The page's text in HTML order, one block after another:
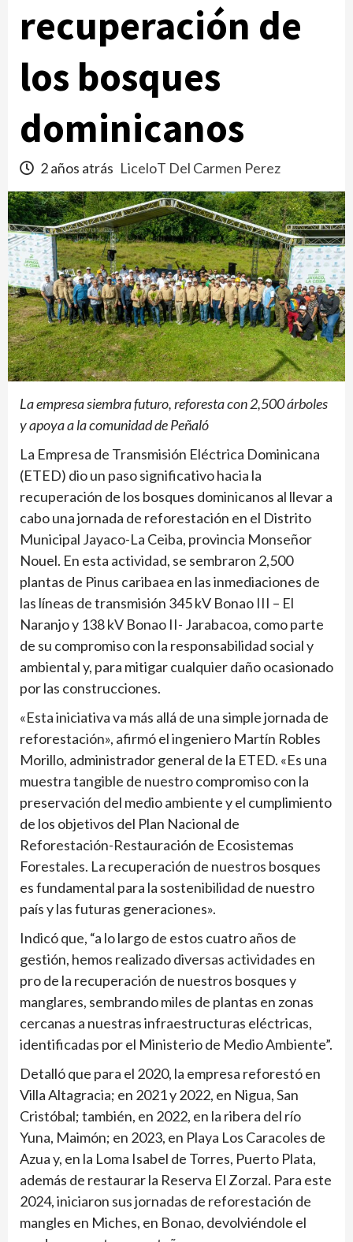
recuperación de
los bosques
dominicanos
2 años atrás LiceloT Del Carmen Perez
La empresa siembra futuro, reforesta con 2,500 árboles
y apoya a la comunidad de Peñaló
La Empresa de Transmisión Eléctrica Dominicana
(ETED) dio un paso significativo hacia la
recuperación de los bosques dominicanos al llevar a
cabo una jornada de reforestación en el Distrito
Municipal Jayaco-La Ceiba, provincia Monseñor
Nouel. En esta actividad, se sembraron 2,500
plantas de Pinus caribaea en las inmediaciones de
las líneas de transmisión 345 kV Bonao III – El
Naranjo y 138 kV Bonao II- Jarabacoa, como parte
de su compromiso con la responsabilidad social y
ambiental y, para mitigar cualquier daño ocasionado
por las construcciones.
«Esta iniciativa va más allá de una simple jornada de
reforestación», afirmó el ingeniero Martín Robles
Morillo, administrador general de la ETED. «Es una
muestra tangible de nuestro compromiso con la
preservación del medio ambiente y el cumplimiento
de los objetivos del Plan Nacional de
Reforestación-Restauración de Ecosistemas
Forestales. La recuperación de nuestros bosques
es fundamental para la sostenibilidad de nuestro
país y las futuras generaciones».
Indicó que, “a lo largo de estos cuatro años de
gestión, hemos realizado diversas actividades en
pro de la recuperación de nuestros bosques y
manglares, sembrando miles de plantas en zonas
cercanas a nuestras infraestructuras eléctricas,
identificadas por el Ministerio de Medio Ambiente”.
Detalló que para el 2020, la empresa reforestó en
Villa Altagracia; en 2021 y 2022, en Nigua, San
Cristóbal; también, en 2022, en la ribera del río
Yuna, Maimón; en 2023, en Playa Los Caracoles de
Azua y, en la Loma Isabel de Torres, Puerto Plata,
además de restaurar la Reserva El Zorzal. Para este
2024, iniciaron sus jornadas de reforestación de
mangles en Miches, en Bonao, devolviéndole el